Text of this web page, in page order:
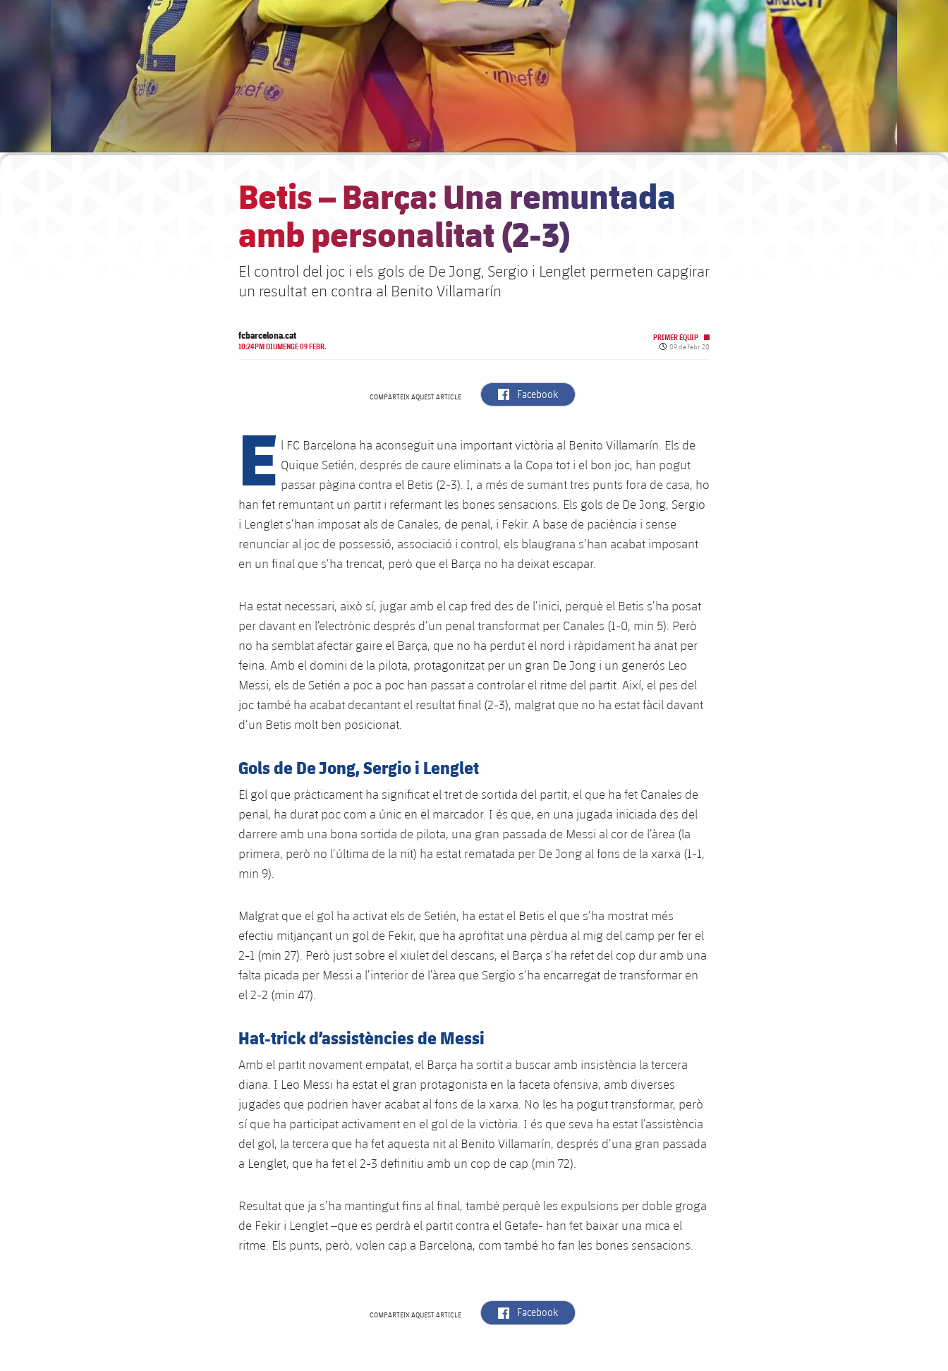
Betis – Barça: Una remuntada
amb personalitat (2-3)
El control del joc i els gols de De Jong, Sergio i Lenglet permeten capgirar
un resultat en contra al Benito Villamarín
fcbarcelona.cat
10:24PM DIUMENGE 09 FEBR.
PRIMER EQUIP
Data de publicació
09 de febr. 20
COMPARTEIX AQUEST ARTICLE label.aria.facebook
Facebook
E l FC Barcelona ha aconseguit una important victòria al Benito Villamarín. Els de
Quique Setién, després de caure eliminats a la Copa tot i el bon joc, han pogut
passar pàgina contra el Betis (2-3). I, a més de sumant tres punts fora de casa, ho
han fet remuntant un partit i refermant les bones sensacions. Els gols de De Jong, Sergio
i Lenglet s’han imposat als de Canales, de penal, i Fekir. A base de paciència i sense
renunciar al joc de possessió, associació i control, els blaugrana s’han acabat imposant
en un final que s’ha trencat, però que el Barça no ha deixat escapar.
Ha estat necessari, això sí, jugar amb el cap fred des de l’inici, perquè el Betis s’ha posat
per davant en l’electrònic després d’un penal transformat per Canales (1-0, min 5). Però
no ha semblat afectar gaire el Barça, que no ha perdut el nord i ràpidament ha anat per
feina. Amb el domini de la pilota, protagonitzat per un gran De Jong i un generós Leo
Messi, els de Setién a poc a poc han passat a controlar el ritme del partit. Així, el pes del
joc també ha acabat decantant el resultat final (2-3), malgrat que no ha estat fàcil davant
d’un Betis molt ben posicionat.
Gols de De Jong, Sergio i Lenglet
El gol que pràcticament ha significat el tret de sortida del partit, el que ha fet Canales de
penal, ha durat poc com a únic en el marcador. I és que, en una jugada iniciada des del
darrere amb una bona sortida de pilota, una gran passada de Messi al cor de l’àrea (la
primera, però no l’última de la nit) ha estat rematada per De Jong al fons de la xarxa (1-1,
min 9).
Malgrat que el gol ha activat els de Setién, ha estat el Betis el que s’ha mostrat més
efectiu mitjançant un gol de Fekir, que ha aprofitat una pèrdua al mig del camp per fer el
2-1 (min 27). Però just sobre el xiulet del descans, el Barça s’ha refet del cop dur amb una
falta picada per Messi a l’interior de l’àrea que Sergio s’ha encarregat de transformar en
el 2-2 (min 47).
Hat-trick d’assistències de Messi
Amb el partit novament empatat, el Barça ha sortit a buscar amb insistència la tercera
diana. I Leo Messi ha estat el gran protagonista en la faceta ofensiva, amb diverses
jugades que podrien haver acabat al fons de la xarxa. No les ha pogut transformar, però
sí que ha participat activament en el gol de la victòria. I és que seva ha estat l’assistència
del gol, la tercera que ha fet aquesta nit al Benito Villamarín, després d’una gran passada
a Lenglet, que ha fet el 2-3 definitiu amb un cop de cap (min 72).
Resultat que ja s’ha mantingut fins al final, també perquè les expulsions per doble groga
de Fekir i Lenglet –que es perdrà el partit contra el Getafe- han fet baixar una mica el
ritme. Els punts, però, volen cap a Barcelona, com també ho fan les bones sensacions.
COMPARTEIX AQUEST ARTICLE label.aria.facebook
Facebook